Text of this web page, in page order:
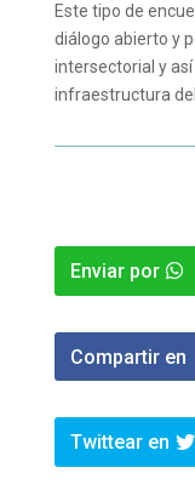
Este tipo de
diálogo abierto y
intersectorial y
infraestructura
Enviar por
Compartir en
Twittear en